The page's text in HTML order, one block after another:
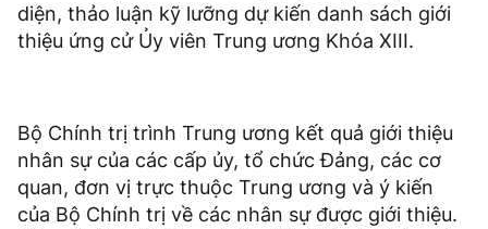
diện, thảo luận kỹ lưỡng dự kiến danh sách giới
thiệu ứng cử Ủy viên Trung ương Khóa XIII.
Bộ Chính trị trình Trung ương kết quả giới thiệu
nhân sự của các cấp ủy, tổ chức Đảng, các cơ
quan, đơn vị trực thuộc Trung ương và ý kiến
của Bộ Chính trị về các nhân sự được giới thiệu.